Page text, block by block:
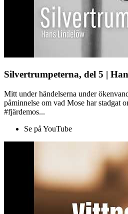
Silvertrumpeterna, del 5 |
Mitt under händelserna under
påminnelse om vad Mose har stadgat
#fjärdemos...
Se på YouTube